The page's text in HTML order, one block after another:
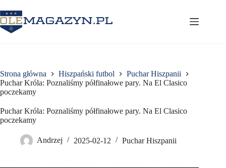
do
treści
Strona główna Hiszpański futbol
Puchar Hiszpanii
Puchar Króla: Poznaliśmy półfinałowe pary. Na El Clasico
poczekamy
Puchar Króla: Poznaliśmy półfinałowe pary. Na El Clasico
poczekamy
Andrzej 2025-02-12 Puchar Hiszpanii